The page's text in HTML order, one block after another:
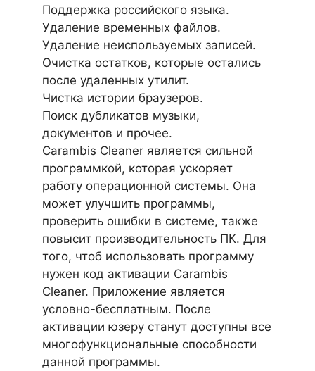
Поддержка российского языка.
Удаление временных файлов.
Удаление неиспользуемых записей.
Очистка остатков, которые остались
после удаленных утилит.
Чистка истории браузеров.
Поиск дубликатов музыки,
документов и прочее.
Carambis Cleaner является сильной
программкой, которая ускоряет
работу операционной системы. Она
может улучшить программы,
проверить ошибки в системе, также
повысит производительность ПК. Для
того, чтоб использовать программу
нужен код активации Carambis
Cleaner. Приложение является
условно-бесплатным. После
активации юзеру станут доступны все
многофункциональные способности
данной программы.